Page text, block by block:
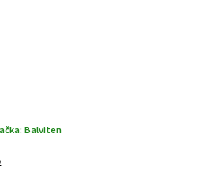
Balviten